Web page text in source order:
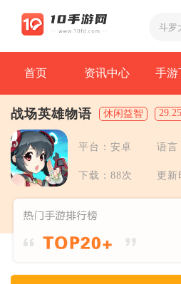
首页 资讯中心 手游
战场英雄物语 休闲益智
平台：安卓 语言
下载：88次 更新